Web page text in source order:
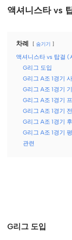
액셔니스타 vs
차례 숨기기
액셔니스타 vs 탑걸 (
G리그 도입
G리그 A조 1경기
G리그 A조 1경기
G리그 A조 1경기
G리그 A조 1경기
G리그 A조 1경기
G리그 A조 1경기
관련
G리그 도입